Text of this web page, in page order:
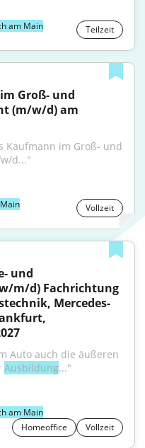
am Main Teilzeit
Groß- und
(m/w/d) am
Kaufmann im Groß- und
d..."
Vollzeit
und
m/d) Fachrichtung
Mercedes-
Auto auch die äußeren
Ausbildung..."
am Main
Homeoffice
Vollzeit